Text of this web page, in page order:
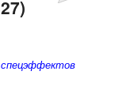
спецэффектов